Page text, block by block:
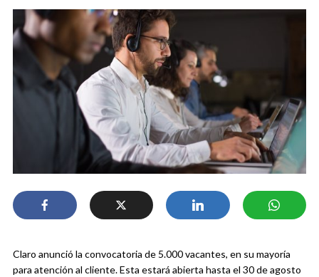
Claro anunció la convocatoria de 5.000 vacantes, en su mayoría
para atención al cliente. Esta estará abierta hasta el 30 de agosto